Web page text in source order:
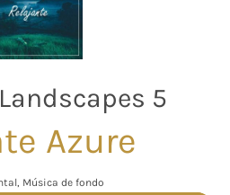
5
Azure
Música de fondo